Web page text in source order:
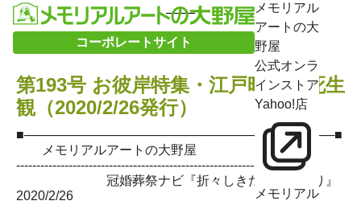
コーポレートサイト
メモリアル
アートの大
野屋
公式オンラ
インストア
Yahoo!店
メモリアル
第193号 お彼岸特集・江戸時代の死生
観（2020/2/26発行）
■───────────────────────────────────■
メモリアルアートの大野屋
--------------------------------------------------------------------------
冠婚葬祭ナビ『折々しきたり想いやり』
2020/2/26